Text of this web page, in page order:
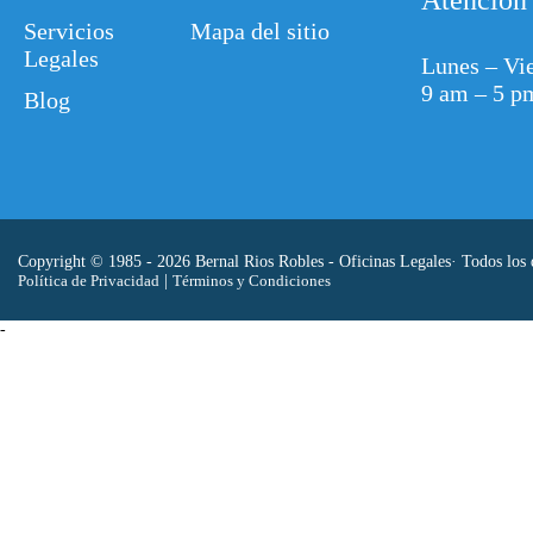
Servicios
Legales
Blog
Mapa del sitio
Lunes –
9 am – 5
Copyright © 1985 - 2026 Bernal Rios Robles - Oficinas Legales· Todos los
Política de Privacidad
Términos y Condiciones
-